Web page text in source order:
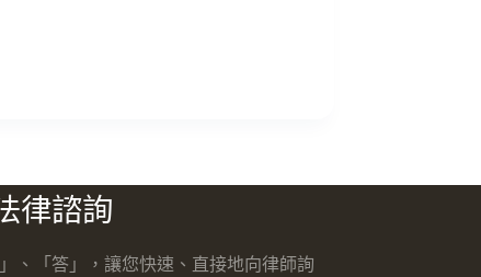
律諮詢
、「答」，讓您快速、直接地向律師詢